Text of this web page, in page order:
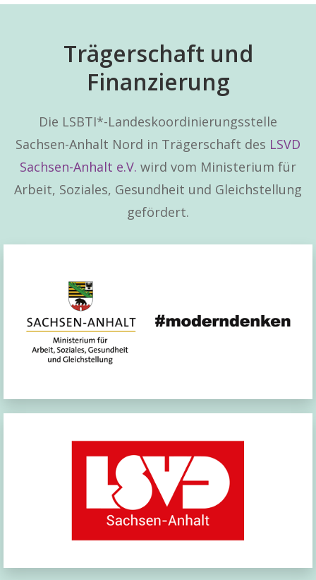
Trägerschaft und
Finanzierung
Die LSBTI*-Landeskoordinierungsstelle
Sachsen-Anhalt Nord in Trägerschaft des LSVD
Sachsen-Anhalt e.V. wird vom Ministerium für
Arbeit, Soziales, Gesundheit und Gleichstellung
gefördert.